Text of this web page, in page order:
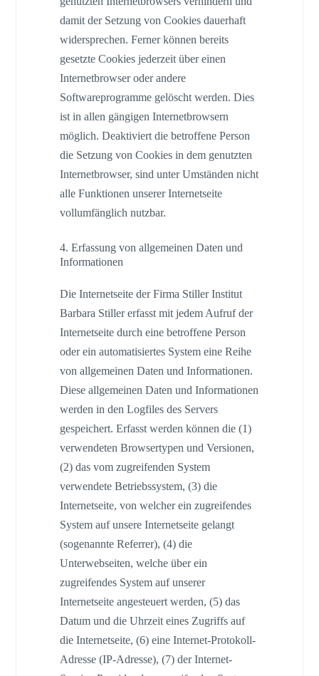
damit der Setzung von Cookies dauerhaft
widersprechen. Ferner können bereits
gesetzte Cookies jederzeit über einen
Internetbrowser oder andere
Softwareprogramme gelöscht werden. Dies
ist in allen gängigen Internetbrowsern
möglich. Deaktiviert die betroffene Person
die Setzung von Cookies in dem genutzten
Internetbrowser, sind unter Umständen nicht
alle Funktionen unserer Internetseite
vollumfänglich nutzbar.
4. Erfassung von allgemeinen Daten und
Informationen
Die Internetseite der Firma Stiller Institut
Barbara Stiller erfasst mit jedem Aufruf der
Internetseite durch eine betroffene Person
oder ein automatisiertes System eine Reihe
von allgemeinen Daten und Informationen.
Diese allgemeinen Daten und Informationen
werden in den Logfiles des Servers
gespeichert. Erfasst werden können die (1)
verwendeten Browsertypen und Versionen,
(2) das vom zugreifenden System
verwendete Betriebssystem, (3) die
Internetseite, von welcher ein zugreifendes
System auf unsere Internetseite gelangt
(sogenannte Referrer), (4) die
Unterwebseiten, welche über ein
zugreifendes System auf unserer
Internetseite angesteuert werden, (5) das
Datum und die Uhrzeit eines Zugriffs auf
die Internetseite, (6) eine Internet-Protokoll-
Adresse (IP-Adresse), (7) der Internet-